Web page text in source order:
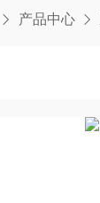
产品中心